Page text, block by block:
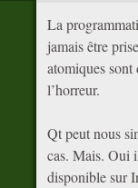
La
jamais être
atomiques sont
l’horreur.
Qt peut nous
cas. Mais. Oui
disponible sur